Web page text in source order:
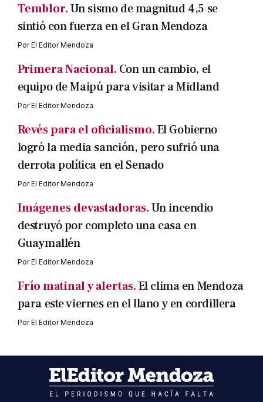
Temblor.Un sismo de magnitud 4,5 se
sintió con fuerza en el Gran Mendoza
PorEl Editor Mendoza
Primera Nacional. Con un cambio, el
equipo de Maipú para visitar a Midland
PorEl Editor Mendoza
Revés para el oficialismo.El Gobierno
logró la media sanción, pero sufrió una
derrota política en el Senado
PorEl Editor Mendoza
Imágenes devastadoras.Un incendio
destruyó por completo una casa en
Guaymallén
PorEl Editor Mendoza
Frío matinal y alertas.El clima en Mendoza
para este viernes en el llano y en cordillera
PorEl Editor Mendoza